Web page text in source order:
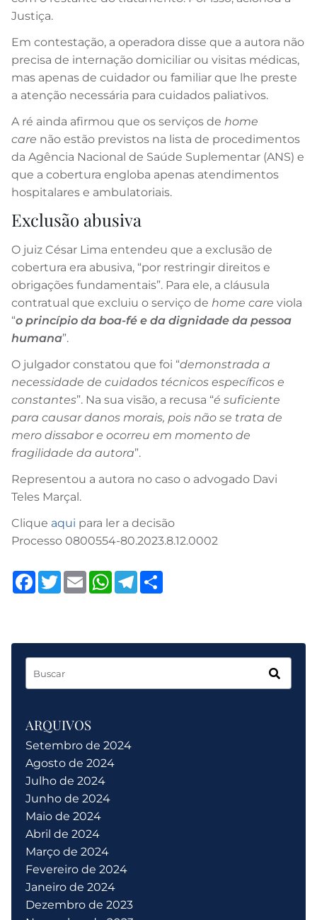
Justiça.
Em contestação, a operadora disse que a autora não
precisa de internação domiciliar ou visitas médicas,
mas apenas de cuidador ou familiar que lhe preste
a atenção necessária para cuidados paliativos.
A ré ainda afirmou que os serviços de home
care não estão previstos na lista de procedimentos
da Agência Nacional de Saúde Suplementar (ANS) e
que a cobertura engloba apenas atendimentos
hospitalares e ambulatoriais.
Exclusão abusiva
O juiz César Lima entendeu que a exclusão de
cobertura era abusiva, “por restringir direitos e
obrigações fundamentais”. Para ele, a cláusula
contratual que excluiu o serviço de home care viola
“o princípio da boa-fé e da dignidade da pessoa
humana”.
O julgador constatou que foi “demonstrada a
necessidade de cuidados técnicos específicos e
constantes”. Na sua visão, a recusa “é suficiente
para causar danos morais, pois não se trata de
mero dissabor e ocorreu em momento de
fragilidade da autora”.
Representou a autora no caso o advogado Davi
Teles Marçal.
Clique aqui para ler a decisão
Processo 0800554-80.2023.8.12.0002
FacebookTwitterEmail WhatsApp
Telegram
ARQUIVOS
Setembro de 2024
Agosto de 2024
Julho de 2024
Junho de 2024
Maio de 2024
Abril de 2024
Março de 2024
Fevereiro de 2024
Janeiro de 2024
Dezembro de 2023